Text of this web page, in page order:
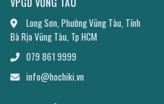
Long Sơn, Phường Vũng Tàu, Tỉnh
Bà Rịa Vũng Tàu, Tp HCM
079 861 9999
info@hochiki.vn